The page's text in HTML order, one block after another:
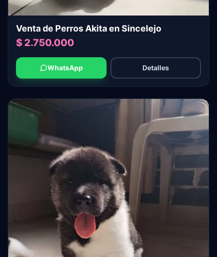
Venta de Perros Akita en Sincelejo
$ 2.750.000
WhatsApp Detalles